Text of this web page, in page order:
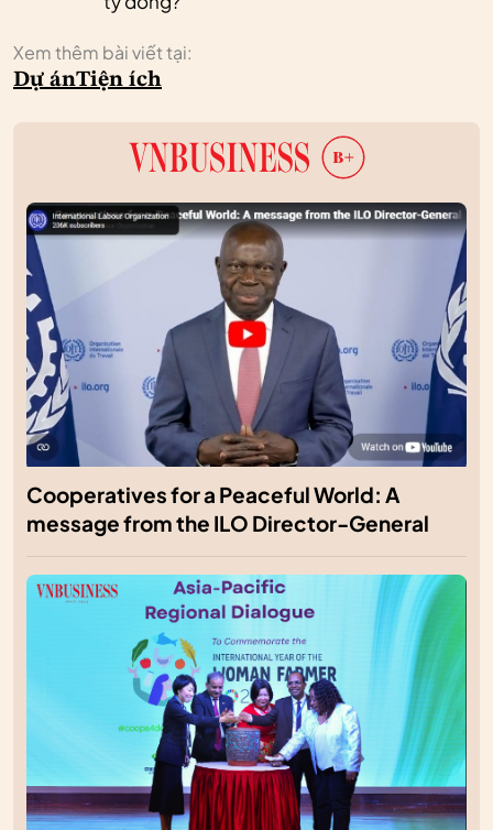
Xem thêm bài viết tại:
Dự ánTiện ích
Cooperatives for a Peaceful World: A
message from the ILO Director-General